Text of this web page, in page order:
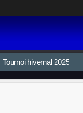
Tournoi hivernal 2025